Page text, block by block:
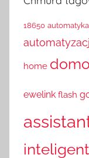
18650
home
ewelink flash